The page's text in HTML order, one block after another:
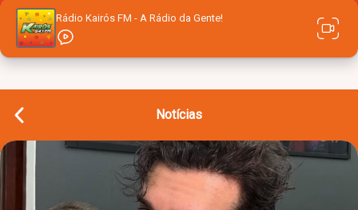
Rádio Kairós FM - A Rádio da Gente!
Notícias